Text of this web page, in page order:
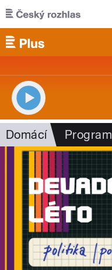
Přejít k hlavnímu obsahu
Domácí Program